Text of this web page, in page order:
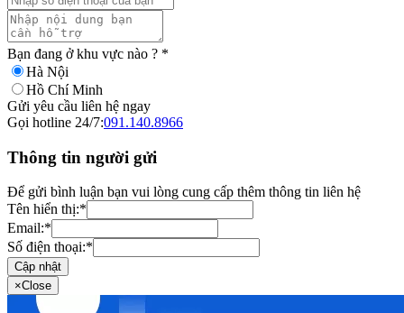
Bạn đang ở khu vực nào ? *
Hà Nội
Hồ Chí Minh
Gửi yêu cầu liên hệ ngay
Gọi hotline 24/7:091.140.8966
Thông tin người gửi
Để gửi bình luận bạn vui lòng cung cấp thêm thông tin liên hệ
Tên hiển thị:*
Email:*
Số điện thoại:*
Cập nhật
×Close